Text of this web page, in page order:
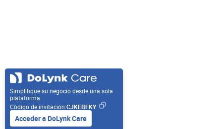
Simplifique su negocio desde una sola
plataforma.
Código de invitación:CJKEBFKY
Acceder a DoLynk Care